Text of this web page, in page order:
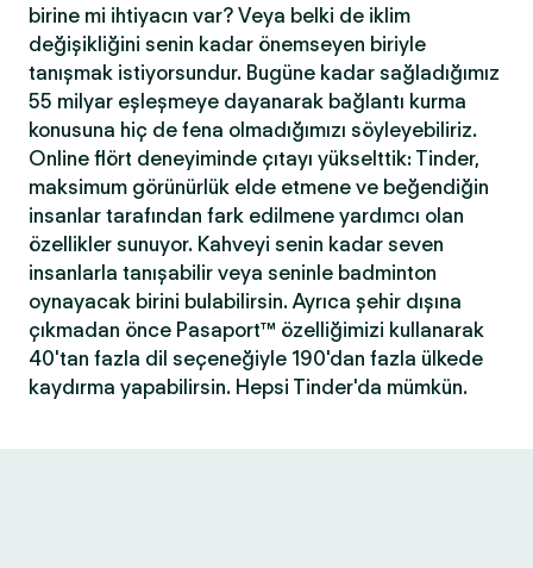
birine mi ihtiyacın var? Veya belki de iklim
değişikliğini senin kadar önemseyen biriyle
tanışmak istiyorsundur. Bugüne kadar sağladığımız
55 milyar eşleşmeye dayanarak bağlantı kurma
konusuna hiç de fena olmadığımızı söyleyebiliriz.
Online flört deneyiminde çıtayı yükselttik: Tinder,
maksimum görünürlük elde etmene ve beğendiğin
insanlar tarafından fark edilmene yardımcı olan
özellikler sunuyor. Kahveyi senin kadar seven
insanlarla tanışabilir veya seninle badminton
oynayacak birini bulabilirsin. Ayrıca şehir dışına
çıkmadan önce Pasaport™ özelliğimizi kullanarak
40'tan fazla dil seçeneğiyle 190'dan fazla ülkede
kaydırma yapabilirsin. Hepsi Tinder'da mümkün.